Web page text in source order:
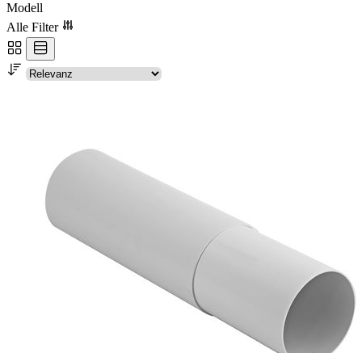
Modell
Alle Filter